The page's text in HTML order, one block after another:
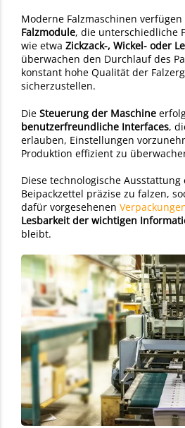
Moderne Falzmaschinen
Falzmodule, die unterschiedliche
wie etwa Zickzack-, Wickel- oder
überwachen den Durchlauf des
konstant hohe Qualität der
sicherzustellen.
Die Steuerung der Maschine
benutzerfreundliche Interfaces,
erlauben, Einstellungen
Produktion effizient zu
Diese technologische Ausstattung
Beipackzettel präzise zu falzen,
dafür vorgesehenen
Lesbarkeit der wichtigen
bleibt.